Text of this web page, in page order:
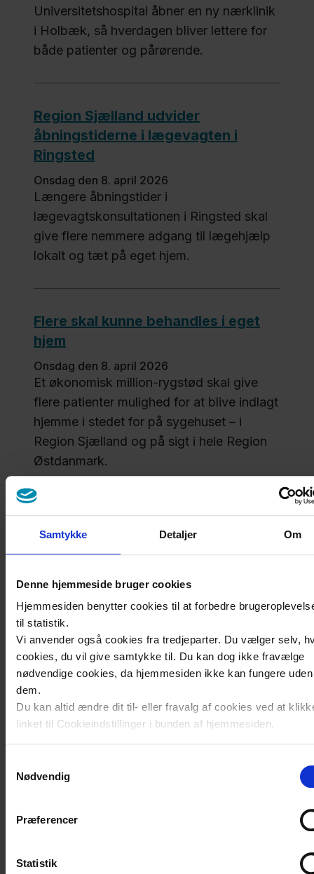
Samtykke Detaljer Om
Denne hjemmeside bruger cookies
Hjemmesiden benytter cookies til at forbedre
til statistik.
Vi anvender også cookies fra tredjeparter. Du vælger selv,
cookies, du vil give samtykke til. Du kan dog ikke fravælge
nødvendige cookies, da hjemmesiden ikke kan fungere uden
dem.
Du kan altid ændre dit til- eller fravalg af cookies ved at
linket til Cookieindstillinger i bunden af hjemmesiden.
klikke ’Vis detaljer’.
Nødvendig
Præferencer
Statistik
Universitetshospital åbner en ny nærklinik
i Holbæk, så hverdagen bliver lettere for
både patienter og pårørende.
Region Sjælland udvider
åbningstiderne i lægevagten i
Ringsted
onsdag den 8. april 2026
Længere åbningstider i
lægevagtskonsultationen i Ringsted skal
give flere nemmere adgang til lægehjælp
lokalt og tæt på eget hjem.
Flere skal kunne behandles i eget
hjem
onsdag den 8. april 2026
Et økonomisk million-rygstød skal give
flere patienter mulighed for at blive indlagt
hjemme i stedet for på sygehuset – i
Region Sjælland og på sigt i hele Region
Østdanmark.
Forskere nærmer sig gennembrud
med kunstigt blod
Mange har gennem årene forsøgt, men
ingen er lykkedes. Nu kan ny teknologi
være nøglen til at udvikle kunstigt blod,
og Sjællands Universitetshospital er i front
med forskning, der snart går til biologiske
test.
aftalt i hele Region Østdanmark
Hvem skal drive akutsygepleje, sundheds-